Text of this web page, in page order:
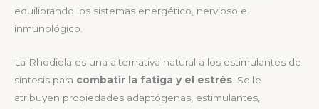
equilibrando los sistemas energético, nervioso e
inmunológico.
La Rhodiola es una alternativa natural a los estimulantes de
síntesis para combatir la fatiga y el estrés. Se le
atribuyen propiedades adaptógenas, estimulantes,